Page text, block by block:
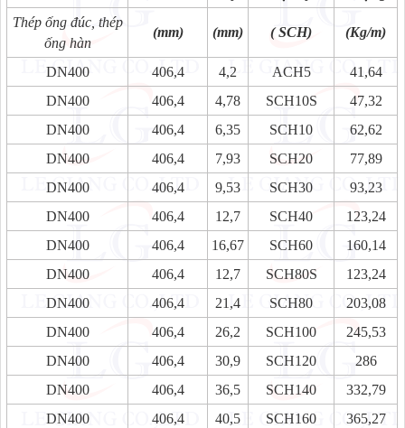
Thép ống đúc, thép
ống hàn
(mm) (mm) ( SCH) (Kg/m)
DN400 406,4 4,2 ACH5
41,64
DN400
406,4 4,78 SCH10S
47,32
DN400
406,4 6,35 SCH10
62,62
DN400
406,4 7,93 SCH20
77,89
DN400
406,4 9,53 SCH30
93,23
DN400
406,4 12,7 SCH40
123,24
DN400
406,4 16,67 SCH60
160,14
DN400
406,4 12,7 SCH80S
123,24
DN400
406,4 21,4 SCH80
203,08
DN400
406,4 26,2 SCH100
245,53
DN400
406,4 30,9 SCH120
286
DN400
406,4 36,5 SCH140
332,79
DN400
406,4 40,5 SCH160 365,27